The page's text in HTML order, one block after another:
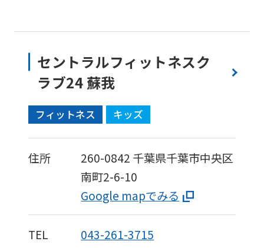
セントラルフィットネスク
ラブ24 蘇我
フィットネス キッズ
住所 260-0842 千葉県千葉市中央区
南町2-6-10
Google mapでみる
TEL 043-261-3715
For
foreigners
Central